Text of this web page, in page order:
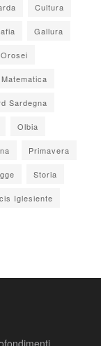
Cultura
Gallura
Matematica
Sardegna
Olbia
Primavera
Storia
Iglesiente